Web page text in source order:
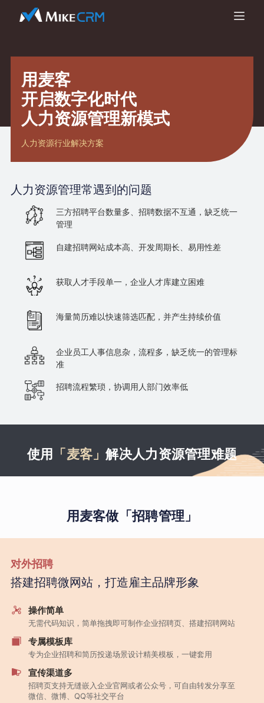
用麦客
开启数字化时代
人力资源管理新模式
人力资源行业解决方案
人力资源管理常遇到的问题
三方招聘平台数量多、招聘数据不互通，缺乏统一
管理
自建招聘网站成本高、开发周期长、易用性差
获取人才手段单一，企业人才库建立困难
海量简历难以快速筛选匹配，并产生持续价值
企业员工人事信息杂，流程多，缺乏统一的管理标
准
招聘流程繁琐，协调用人部门效率低
使用 「麦客」解决人力资源管理难题
用麦客做「招聘管理」
对外招聘
搭建招聘微网站，打造雇主品牌形象
操作简单
无需代码知识，简单拖拽即可制作企业招聘页、搭建招聘网站
专属模板库
专为企业招聘和简历投递场景设计精美模板，一键套用
宣传渠道多
招聘页支持无缝嵌入企业官网或者公众号，可自由转发分享至
微信、微博、QQ等社交平台